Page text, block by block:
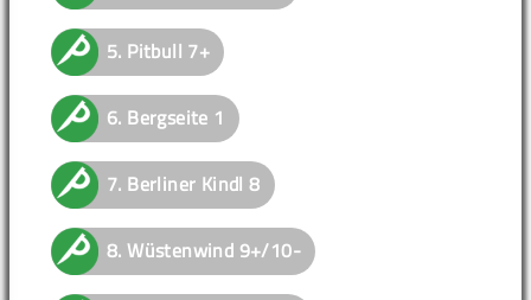
5. Pitbull 7+
6. Bergseite 1
7. Berliner Kindl 8
8.Wüstenwind 9+/10-